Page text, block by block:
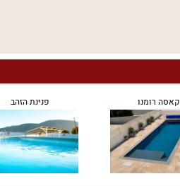
קאסה רומנו פנינת הזהב